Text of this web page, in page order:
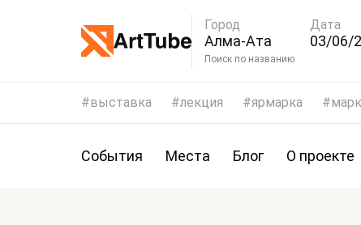
Город
Алма-Ата
Дата
03/06/
Поиск по названию
выставка лекция ярмарка
События Места Блог О проекте